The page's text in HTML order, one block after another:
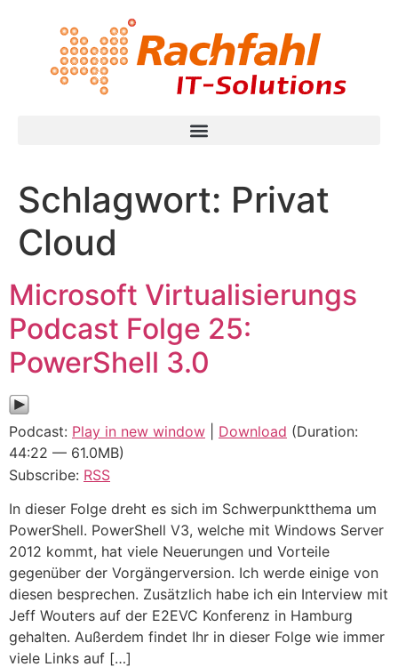
Schlagwort: Privat
Cloud
Microsoft Virtualisierungs
Podcast Folge 25:
PowerShell 3.0
Podcast: Play in new window Download (Duration:
44:22 — 61.0MB)
Subscribe: RSS
In dieser Folge dreht es sich im Schwerpunktthema um
PowerShell. PowerShell V3, welche mit Windows Server
2012 kommt, hat viele Neuerungen und Vorteile
gegenüber der Vorgängerversion. Ich werde einige von
diesen besprechen. Zusätzlich habe ich ein Interview mit
Jeff Wouters auf der E2EVC Konferenz in Hamburg
gehalten. Außerdem findet Ihr in dieser Folge wie immer
viele Links auf […]